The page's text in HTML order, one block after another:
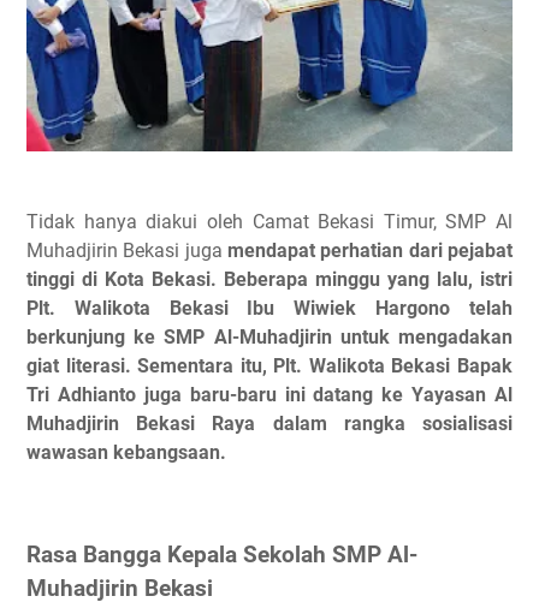
Tidak hanya diakui oleh Camat Bekasi Timur, SMP Al
Muhadjirin Bekasi juga mendapat perhatian dari pejabat
tinggi di Kota Bekasi. Beberapa minggu yang lalu, istri
Plt. Walikota Bekasi Ibu Wiwiek Hargono telah
berkunjung ke SMP Al-Muhadjirin untuk mengadakan
giat literasi. Sementara itu, Plt. Walikota Bekasi Bapak
Tri Adhianto juga baru-baru ini datang ke Yayasan Al
Muhadjirin Bekasi Raya dalam rangka sosialisasi
wawasan kebangsaan.
Rasa Bangga Kepala Sekolah SMP Al-
Muhadjirin Bekasi